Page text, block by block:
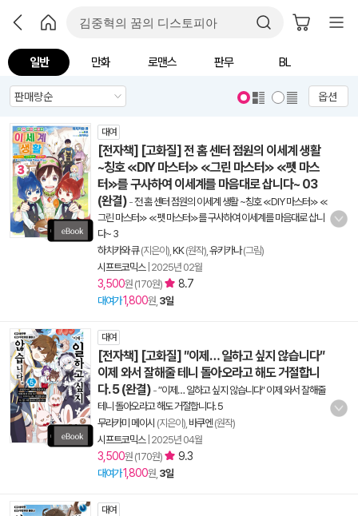
일반 만화 로맨스 판무 BL
옵션
대여
[전자책] [고화질] 전 홈 센터 점원의 이세계 생활
~칭호 ≪DIY 마스터≫ ≪그린 마스터≫ ≪펫 마스
터≫를 구사하여 이세계를 마음대로 삽니다~ 03
(완결) -전 홈 센터 점원의 이세계 생활 ~칭호 ≪DIY 마스터≫ ≪
그린 마스터≫ ≪펫 마스터≫를 구사하여 이세계를 마음대로 삽니
다~ 3
하치카와 큐(지은이), KK(원작), 유키카나(그림)
시프트코믹스| 2025년 02월
3,500원 (170원) 8.7
대여가1,800원, 3일
대여
[전자책] [고화질] ″이제… 일하고 싶지 않습니다″
이제 와서 잘해줄 테니 돌아오라고 해도 거절합니
다. 5 (완결) -″이제… 일하고 싶지 않습니다″ 이제 와서 잘해줄
테니 돌아오라고 해도 거절합니다. 5
무라카미 메이시 (지은이), 바쿠엔 (원작)
시프트코믹스| 2025년 04월
3,500원 (170원) 9.3
대여가1,800원, 3일
대여